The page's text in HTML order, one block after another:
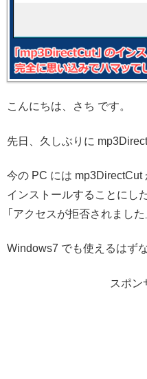
こんにちは、さち です。
先日、久しぶりに
今の PC には mp3DirectCut
インストールすることにし
「アクセスが拒否されました
Windows7 でも使えるはず
スポン